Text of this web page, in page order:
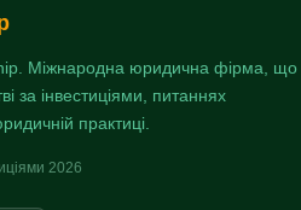
Міжнародна юридична фірма, що
за інвестиціями, питаннях
практиці.
2026